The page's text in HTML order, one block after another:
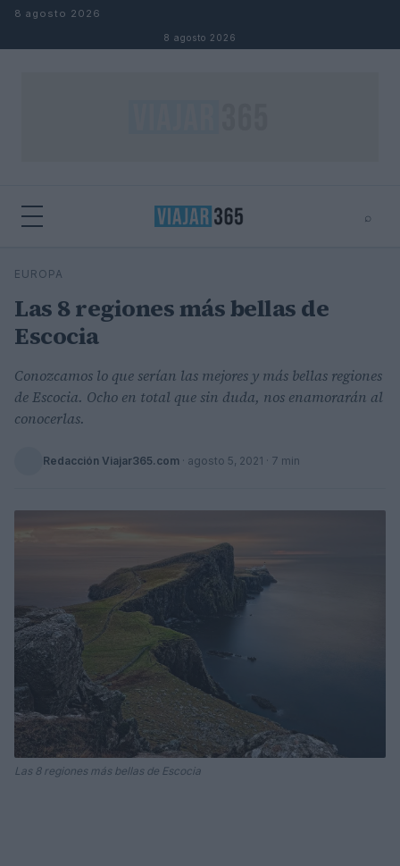
Saltar al contenido
8 agosto 2026
8 agosto 2026
⌕
Buscar
EUROPA
Las 8 regiones más bellas de
Escocia
Conozcamos lo que serían las mejores y más bellas regiones
de Escocia. Ocho en total que sin duda, nos enamorarán al
conocerlas.
Redacción Viajar365.com · agosto 5, 2021 · 7 min
Las 8 regiones más bellas de Escocia